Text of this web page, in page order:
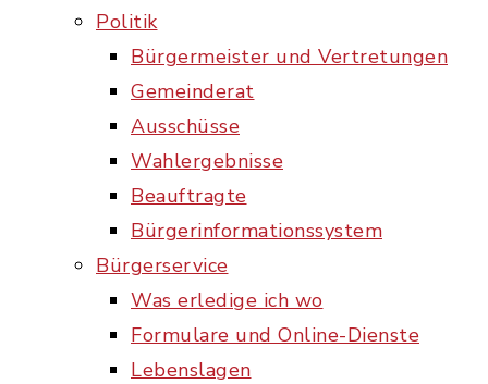
Politik
Bürgermeister und Vertretungen
Gemeinderat
Ausschüsse
Wahlergebnisse
Beauftragte
Bürgerinformationssystem
Bürgerservice
Was erledige ich wo
Formulare und Online-Dienste
Lebenslagen